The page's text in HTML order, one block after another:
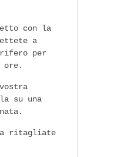
con la
a
per
ore.
su una
ritagliate